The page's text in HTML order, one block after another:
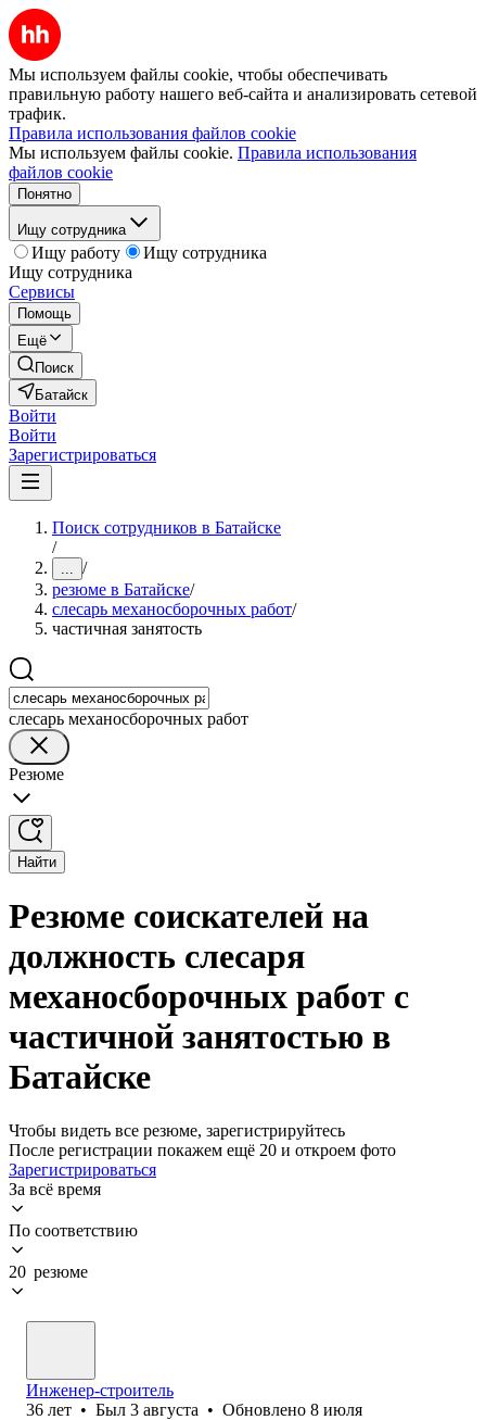
Мы используем файлы cookie, чтобы обеспечивать
правильную работу нашего веб-сайта и анализировать сетевой
трафик.
Правила использования файлов cookie
Мы используем файлы cookie. Правила использования
файлов cookie
Понятно
Ищу сотрудника
Ищу работу
Ищу сотрудника
Ищу сотрудника
Сервисы
Помощь
Ещё
Поиск
Батайск
Войти
Войти
Зарегистрироваться
Поиск сотрудников в Батайске
/
... /
резюме в Батайске/
слесарь механосборочных работ/
частичная занятость
слесарь механосборочных работ
Резюме
Найти
Резюме соискателей на
должность слесаря
механосборочных работ с
частичной занятостью в
Батайске
Чтобы видеть все резюме, зарегистрируйтесь
После регистрации покажем ещё 20 и откроем фото
Зарегистрироваться
За всё время
По соответствию
20 резюме
Инженер-строитель
36 лет • Был 3 августа • Обновлено 8 июля